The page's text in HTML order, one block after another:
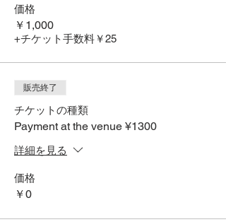
価格
￥1,000
+チケット手数料￥25
販売終了
チケットの種類
Payment at the venue ¥1300
詳細を見る
価格
￥0